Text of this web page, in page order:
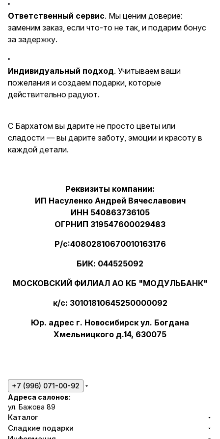
Ответственный сервис. Мы ценим доверие:
заменим заказ, если что-то не так, и подарим бонус
за задержку.
Индивидуальный подход. Учитываем ваши
пожелания и создаем подарки, которые
действительно радуют.
С Бархатом вы дарите не просто цветы или
сладости — вы дарите заботу, эмоции и красоту в
каждой детали.
Реквизиты компании:
ИП Насуленко Андрей Вячеславович
ИНН 540863736105
ОГРНИП 319547600029483
Р/с:40802810670010163176
БИК: 044525092
МОСКОВСКИЙ ФИЛИАЛ АО КБ "МОДУЛЬБАНК"
к/с: 30101810645250000092
Юр. адрес г. Новосибирск ул. Богдана
Хмельницкого д.14, 630075
+7 (996) 071-00-92
Адреса салонов:
ул. Бажова 89
Каталог
Сладкие подарки